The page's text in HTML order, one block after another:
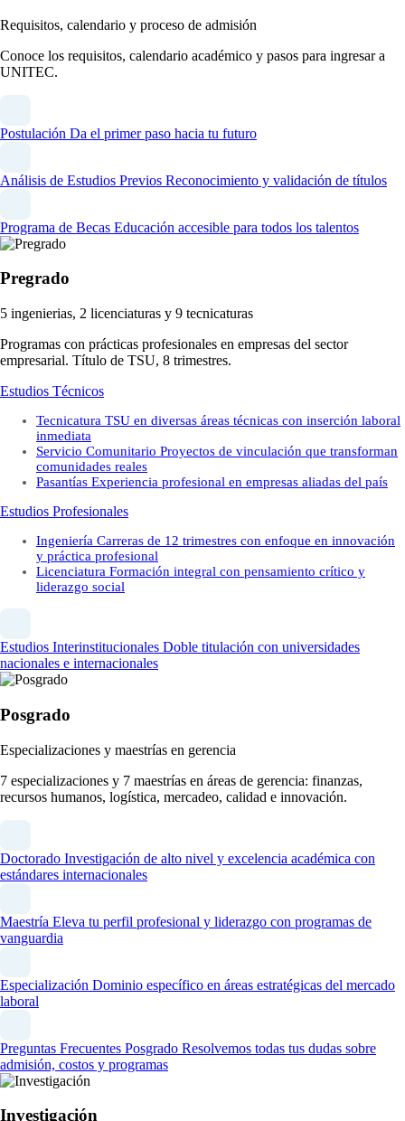
Requisitos, calendario y proceso de admisión
Conoce los requisitos, calendario académico y pasos para ingresar a
UNITEC.
Postulación Da el primer paso hacia tu futuro
Análisis de Estudios Previos Reconocimiento y validación de títulos
Programa de Becas Educación accesible para todos los talentos
Pregrado
5 ingenierias, 2 licenciaturas y 9 tecnicaturas
Programas con prácticas profesionales en empresas del sector
empresarial. Título de TSU, 8 trimestres.
Estudios Técnicos
Tecnicatura TSU en diversas áreas técnicas con inserción laboral
inmediata
Servicio Comunitario Proyectos de vinculación que transforman
comunidades reales
Pasantías Experiencia profesional en empresas aliadas del país
Estudios Profesionales
Ingeniería Carreras de 12 trimestres con enfoque en innovación
y práctica profesional
Licenciatura Formación integral con pensamiento crítico y
liderazgo social
Estudios Interinstitucionales Doble titulación con universidades
nacionales e internacionales
Posgrado
Especializaciones y maestrías en gerencia
7 especializaciones y 7 maestrías en áreas de gerencia: finanzas,
recursos humanos, logística, mercadeo, calidad e innovación.
Doctorado Investigación de alto nivel y excelencia académica con
estándares internacionales
Maestría Eleva tu perfil profesional y liderazgo con programas de
vanguardia
Especialización Dominio específico en áreas estratégicas del mercado
laboral
Preguntas Frecuentes Posgrado Resolvemos todas tus dudas sobre
admisión, costos y programas
Investigación